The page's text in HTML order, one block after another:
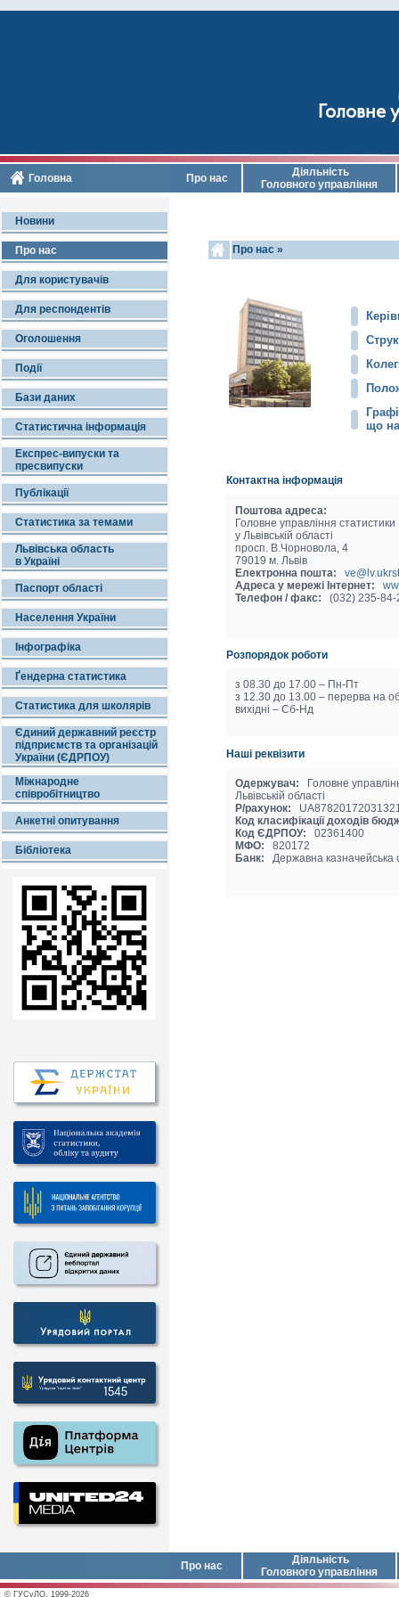
Головне
Головна Про нас
Діяльність
Головного управління
Новини
Про нас
Для користувачів
Для респондентів
Оголошення
Події
Бази даних
Статистична інформація
Експрес-випуски та
пресвипуски
Публікації
Статистика за темами
Львівська область
в Україні
Паспорт області
Населення України
Інфографіка
Ґендерна статистика
Статистика для школярів
Єдиний державний реєстр
підприємств та організацій
України (ЄДРПОУ)
Міжнародне
співробітництво
Анкетні опитування
Бібліотека
Про нас »
що
Контактна інформація
Поштова адреса:
Головне управлiння статистики
у Львiвськiй областi
просп. В.Чорновола, 4
79019 м. Львiв
Електронна пошта:
Адреса у мережі Інтернет:
Телефон / факс: (032) 235-84-
Розпорядок роботи
з 08.30 до 17.00 – Пн-Пт
з 12.30 до 13.00 – перерва на
вихідні – Сб-Нд
Наші реквізити
Одержувач: Головне
Львівськiй областi
Р/рахунок:
Код класифікації доходів
Код ЄДРПОУ: 02361400
МФО: 820172
Банк: Державна казначейська
Про нас
Діяльність
Головного управління
© ГУСуЛО, 1999-2026